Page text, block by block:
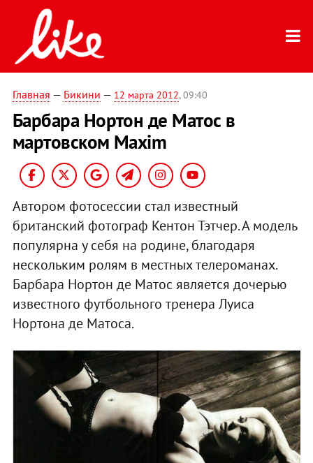
Главная — Бикини — 12 марта 2012, 09:40
Барбара Нортон де Матос в
мартовском Maxim
Автором фотосессии стал известный
британский фотограф Кентон Тэтчер. А модель
популярна у себя на родине, благодаря
нескольким ролям в местных телероманах.
Барбара Нортон де Матос является дочерью
известного футбольного тренера Луиса
Нортона де Матоса.